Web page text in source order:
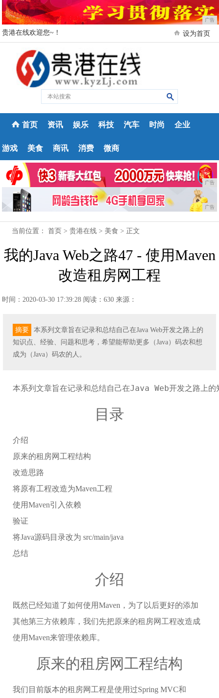
广告
贵港在线欢迎您~！ 设为首页
首页 资讯 娱乐 科技 汽车 时尚 企业
游戏 美食 商讯 消费 微商
广告
广告
当前位置：首页 >贵港在线 > 美食 > 正文
我的Java Web之路47 - 使用Maven
改造租房网工程
时间：2020-03-30 17:39:28 阅读：630 来源：
摘要
本系列文章旨在记录和总结自己在Java Web开发之路上的
知识点、经验、问题和思考，希望能帮助更多（Java）码农和想
成为（Java）码农的人。
本系列文章旨在记录和总结自己在Java Web开发之路上
目录
介绍
原来的租房网工程结构
改造思路
将原有工程改造为Maven工程
使用Maven引入依赖
验证
将Java源码目录改为 src/main/java
总结
介绍
既然已经知道了如何使用Maven，为了以后更好的添加
其他第三方依赖库，我们先把原来的租房网工程改造成
使用Maven来管理依赖库。
原来的租房网工程结构
我们目前版本的租房网工程是使用过Spring MVC和